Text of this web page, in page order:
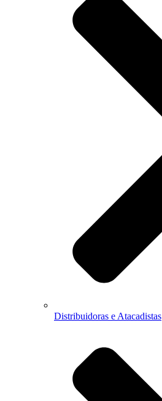
Distribuidoras e Atacadistas